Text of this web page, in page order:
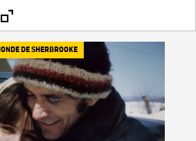
DE SHERBROOKE